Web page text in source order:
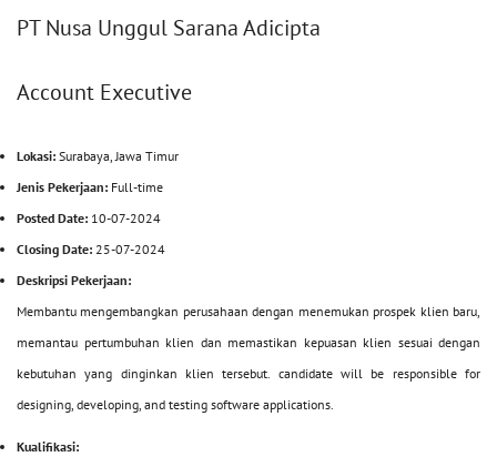
PT Nusa Unggul Sarana Adicipta
Account Executive
Lokasi: Surabaya, Jawa Timur
Jenis Pekerjaan: Full-time
Posted Date: 10-07-2024
Closing Date: 25-07-2024
Deskripsi Pekerjaan:
Membantu mengembangkan perusahaan dengan menemukan prospek klien baru,
memantau pertumbuhan klien dan memastikan kepuasan klien sesuai dengan
kebutuhan yang dinginkan klien tersebut. candidate will be responsible for
designing, developing, and testing software applications.
Kualifikasi: